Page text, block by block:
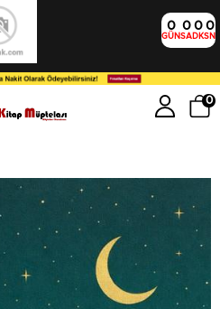
0
GÜN
0
SA
0
DK
0
SN
0